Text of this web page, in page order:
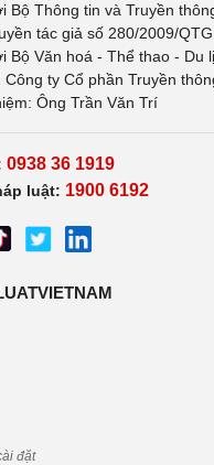
Bộ Thông tin và Truyền
tác giả số 280/2009/
Bộ Văn hoá - Thể thao - Du
ty Cổ phần Truyền
Ông Trần Văn Trí
0938 36 1919
luật: 1900 6192
đặt